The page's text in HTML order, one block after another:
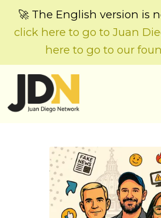
🚀 The English version is
click here to go to Juan
here to go to our